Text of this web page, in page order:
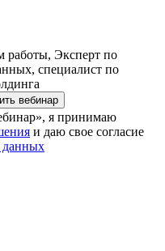
Эксперт по
специалист по
вебинар
я принимаю
и даю свое согласие
данных